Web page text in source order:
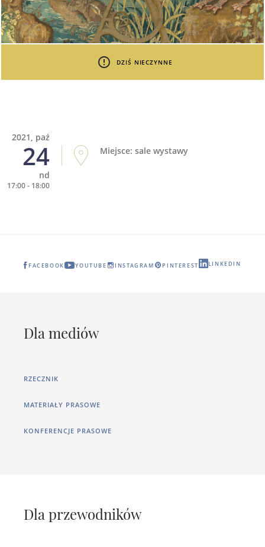
DZIŚ NIECZYNNE
2021, paź
24
nd
17:00 - 18:00
Miejsce: sale wystawy
FACEBOOK YOUTUBE INSTAGRAM PINTEREST LINKEDIN
Dla mediów
RZECZNIK
MATERIAŁY PRASOWE
KONFERENCJE PRASOWE
Dla przewodników